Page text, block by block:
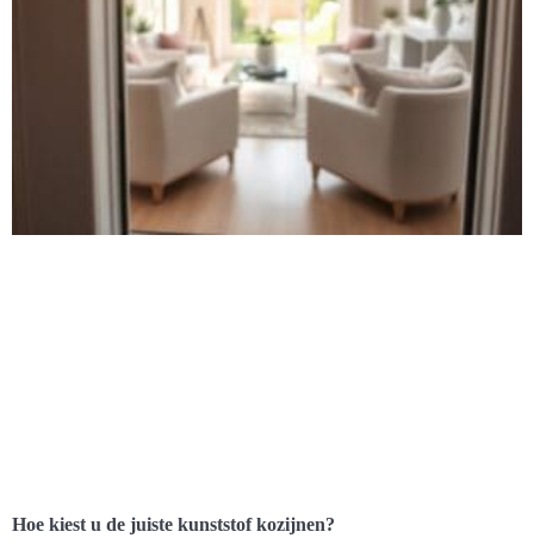
Hoe kiest u de juiste kunststof kozijnen?